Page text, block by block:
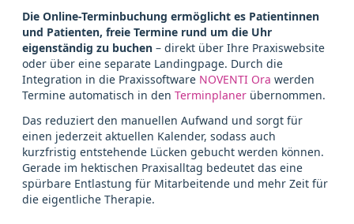
Die Online-Terminbuchung ermöglicht es Patientinnen
und Patienten, freie Termine rund um die Uhr
eigenständig zu buchen – direkt über Ihre Praxiswebsite
oder über eine separate Landingpage. Durch die
Integration in die Praxissoftware NOVENTI Ora werden
Termine automatisch in den Terminplaner übernommen.
Das reduziert den manuellen Aufwand und sorgt für
einen jederzeit aktuellen Kalender, sodass auch
kurzfristig entstehende Lücken gebucht werden können.
Gerade im hektischen Praxisalltag bedeutet das eine
spürbare Entlastung für Mitarbeitende und mehr Zeit für
die eigentliche Therapie.